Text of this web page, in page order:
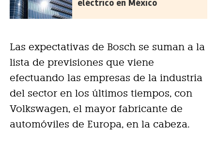
eléctrico en México
Las expectativas de Bosch se suman a la
lista de previsiones que viene
efectuando las empresas de la industria
del sector en los últimos tiempos, con
Volkswagen, el mayor fabricante de
automóviles de Europa, en la cabeza.